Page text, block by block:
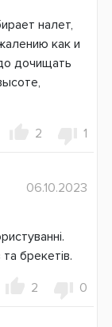
налет,
как и
дочищать
2 1
06.10.2023
брекетів.
2 0